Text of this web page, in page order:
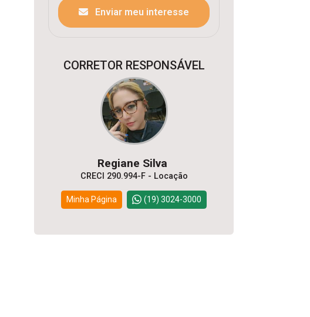
Enviar meu interesse
CORRETOR RESPONSÁVEL
Regiane Silva
CRECI 290.994-F - Locação
Minha Página (19) 3024-3000